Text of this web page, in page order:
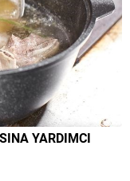
YARDIMCI